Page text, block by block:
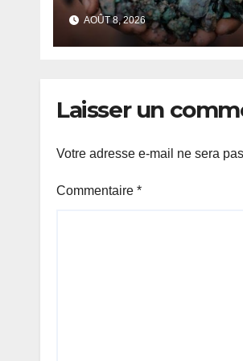
l’uranium dans les
exportations de
cobalt, Kinshasa
vérification
AOÛT 8, 2026
Laisser un
Votre adresse e-mail ne sera
Commentaire *